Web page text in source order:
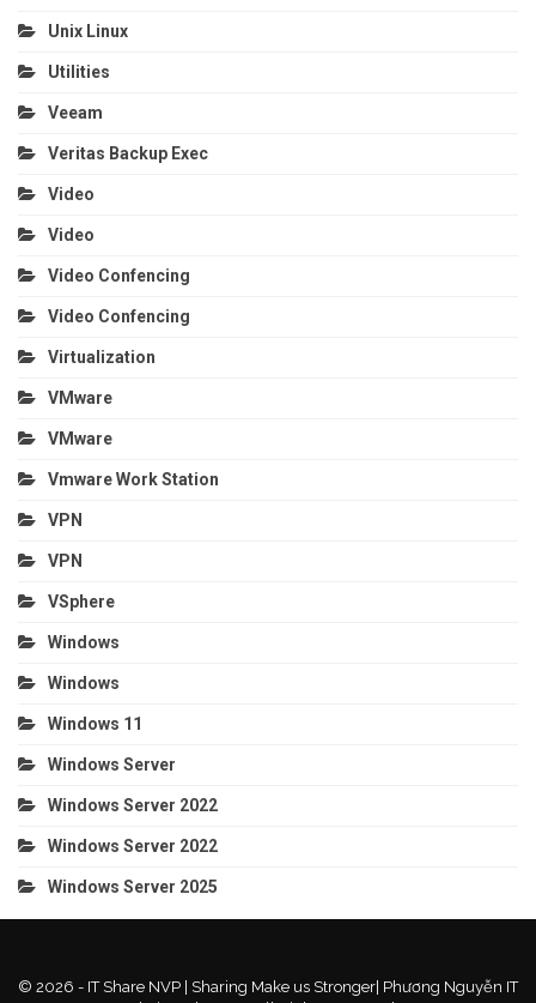
Unix Linux
Utilities
Veeam
Veritas Backup Exec
Video
Video
Video Confencing
Video Confencing
Virtualization
VMware
VMware
Vmware Work Station
VPN
VPN
VSphere
Windows
Windows
Windows 11
Windows Server
Windows Server 2022
Windows Server 2022
Windows Server 2025
© 2026 - IT Share NVP | Sharing Make us Stronger| Phương Nguyễn IT